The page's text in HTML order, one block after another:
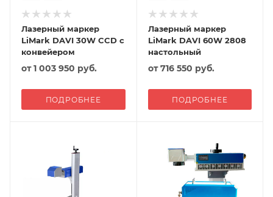
Лазерный маркер
LiMark DAVI 30W CCD с
конвейером
от1 003 950 руб.
ПОДРОБНЕЕ
Лазерный маркер
LiMark DAVI 60W 2808
настольный
от716 550 руб.
ПОДРОБНЕЕ